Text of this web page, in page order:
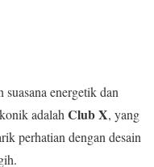
energetik dan
adalahClub X, yang
perhatian dengan desain